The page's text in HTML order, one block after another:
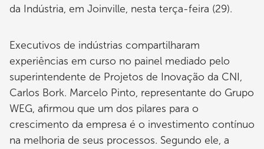
da Indústria, em Joinville, nesta terça-feira (29).
Executivos de indústrias compartilharam
experiências em curso no painel mediado pelo
superintendente de Projetos de Inovação da CNI,
Carlos Bork. Marcelo Pinto, representante do Grupo
WEG, afirmou que um dos pilares para o
crescimento da empresa é o investimento contínuo
na melhoria de seus processos. Segundo ele, a